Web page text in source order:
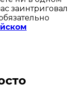
заинтриговал